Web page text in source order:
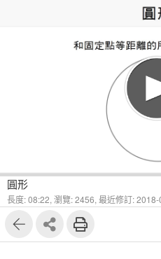
圓形
長度: 08:22, 瀏覽: 2456, 最近修訂: